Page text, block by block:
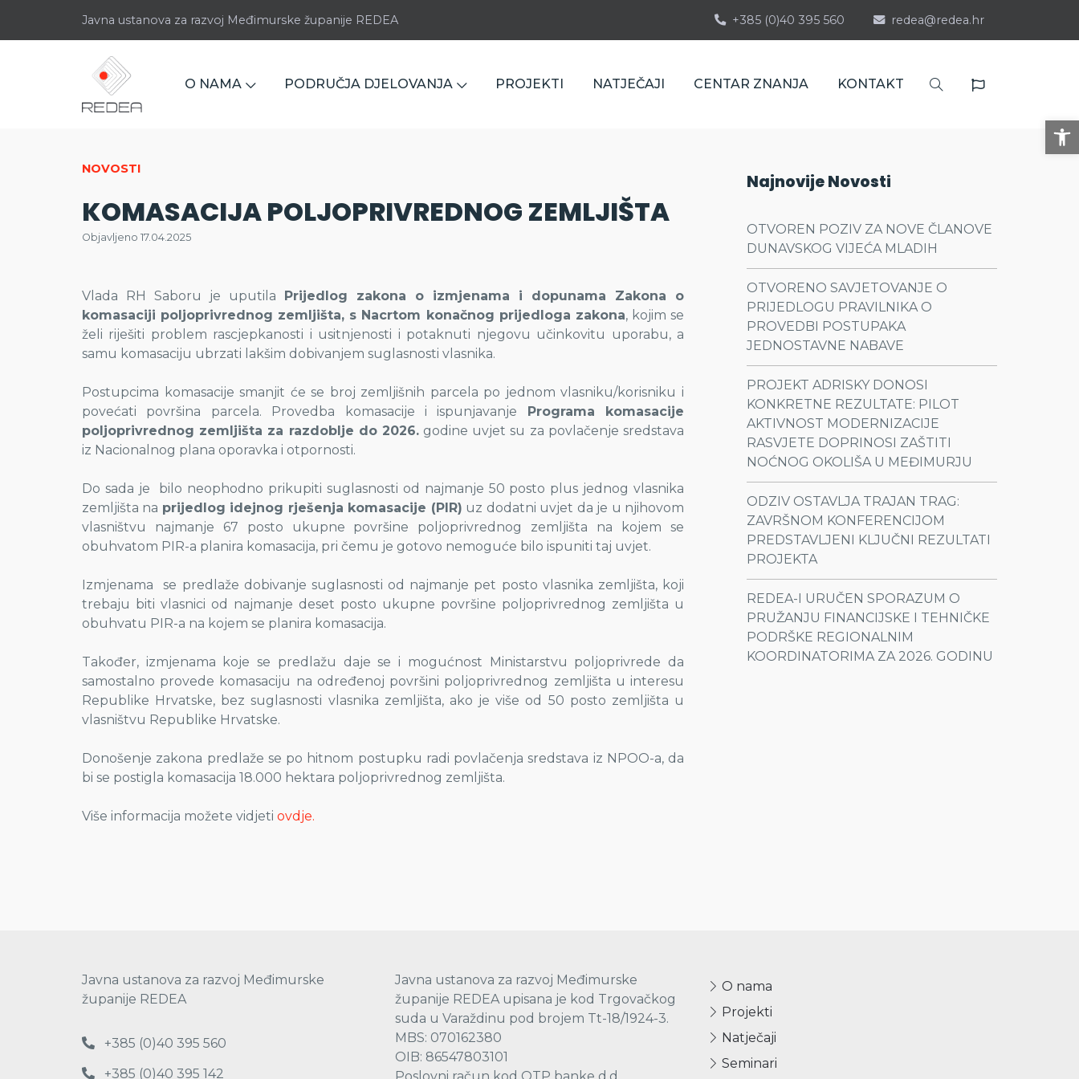
Javna ustanova za razvoj Međimurske županije REDEA +385 (0)40 395 560 redea@redea.hr
O NAMA PODRUČJA DJELOVANJA PROJEKTI NATJEČAJI CENTAR ZNANJA KONTAKT
NOVOSTI
KOMASACIJA POLJOPRIVREDNOG ZEMLJIŠTA
Objavljeno 17.04.2025
Vlada RH Saboru je uputila Prijedlog zakona o izmjenama i dopunama Zakona o
komasaciji poljoprivrednog zemljišta, s Nacrtom konačnog prijedloga zakona, kojim se
želi riješiti problem rascjepkanosti i usitnjenosti i potaknuti njegovu učinkovitu uporabu, a
samu komasaciju ubrzati lakšim dobivanjem suglasnosti vlasnika.
Postupcima komasacije smanjit će se broj zemljišnih parcela po jednom vlasniku/korisniku i
povećati površina parcela. Provedba komasacije i ispunjavanje Programa komasacije
poljoprivrednog zemljišta za razdoblje do 2026.godine uvjet su za povlačenje sredstava
iz Nacionalnog plana oporavka i otpornosti.
Do sada je bilo neophodno prikupiti suglasnosti od najmanje 50 posto plus jednog vlasnika
zemljišta na prijedlog idejnog rješenja komasacije (PIR) uz dodatni uvjet da je u njihovom
vlasništvu najmanje 67 posto ukupne površine poljoprivrednog zemljišta na kojem se
obuhvatom PIR-a planira komasacija, pri čemu je gotovo nemoguće bilo ispuniti taj uvjet.
Izmjenama se predlaže dobivanje suglasnosti od najmanje pet posto vlasnika zemljišta, koji
trebaju biti vlasnici od najmanje deset posto ukupne površine poljoprivrednog zemljišta u
obuhvatu PIR-a na kojem se planira komasacija.
Također, izmjenama koje se predlažu daje se i mogućnost Ministarstvu poljoprivrede da
samostalno provede komasaciju na određenoj površini poljoprivrednog zemljišta u interesu
Republike Hrvatske, bez suglasnosti vlasnika zemljišta, ako je više od 50 posto zemljišta u
vlasništvu Republike Hrvatske.
Donošenje zakona predlaže se po hitnom postupku radi povlačenja sredstava iz NPOO-a, da
bi se postigla komasacija 18.000 hektara poljoprivrednog zemljišta.
Više informacija možete vidjeti ovdje.
Najnovije Novosti
OTVOREN POZIV ZA NOVE ČLANOVE
DUNAVSKOG VIJEĆA MLADIH
OTVORENO SAVJETOVANJE O
PRIJEDLOGU PRAVILNIKA O
PROVEDBI POSTUPAKA
JEDNOSTAVNE NABAVE
PROJEKT ADRISKY DONOSI
KONKRETNE REZULTATE: PILOT
AKTIVNOST MODERNIZACIJE
RASVJETE DOPRINOSI ZAŠTITI
NOĆNOG OKOLIŠA U MEĐIMURJU
ODZIV OSTAVLJA TRAJAN TRAG:
ZAVRŠNOM KONFERENCIJOM
PREDSTAVLJENI KLJUČNI REZULTATI
PROJEKTA
REDEA-I URUČEN SPORAZUM O
PRUŽANJU FINANCIJSKE I TEHNIČKE
PODRŠKE REGIONALNIM
KOORDINATORIMA ZA 2026. GODINU
Javna ustanova za razvoj Međimurske
županije REDEA
+385 (0)40 395 560
+385 (0)40 395 142
Javna ustanova za razvoj Međimurske
županije REDEA upisana je kod Trgovačkog
suda u Varaždinu pod brojem Tt-18/1924-3.
MBS: 070162380
OIB: 86547803101
O nama
Projekti
Natječaji
Seminari